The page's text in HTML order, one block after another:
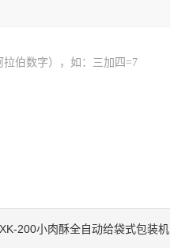
伯数字），如：三加四=7
XK-200小肉酥全自动给袋式包装机